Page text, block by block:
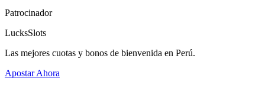
Patrocinador
LucksSlots
Las mejores cuotas y bonos de bienvenida en Perú.
Apostar Ahora